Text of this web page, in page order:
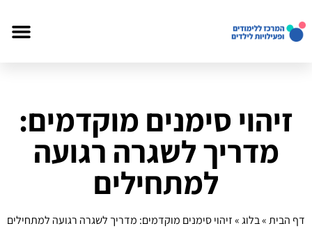
זיהוי סימנים מוקדמים:
מדריך לשגרה רגועה
למתחילים
דף הבית»בלוג»זיהוי סימנים מוקדמים: מדריך לשגרה רגועה למתחילים